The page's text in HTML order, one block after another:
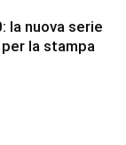
la nuova serie
la stampa